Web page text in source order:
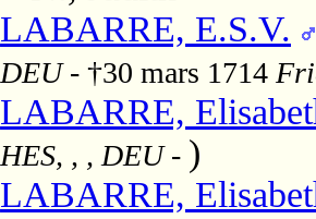
LABARRE, E.S.V.
DEU- †30 mars 1714
LABARRE,
HES, , , DEU- )
LABARRE,